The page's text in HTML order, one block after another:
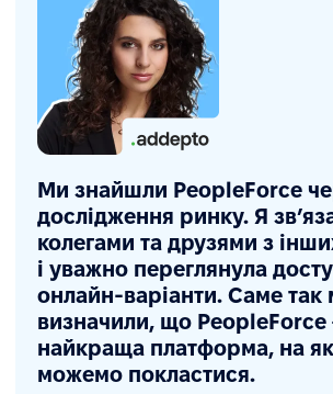
Ми знайшли PeopleForce
дослідження ринку. Я
колегами та друзями з
і уважно переглянула
онлайн-варіанти. Саме так
визначили, що
найкраща платформа, на
можемо покластися.